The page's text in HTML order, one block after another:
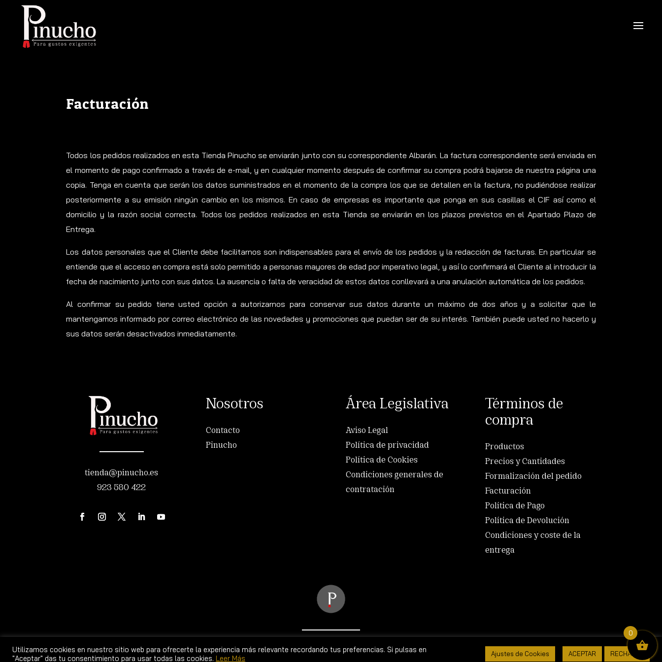
Facturación
Todos los pedidos realizados en esta Tienda Pinucho se enviarán junto con su correspondiente Albarán. La factura correspondiente será enviada en
el momento de pago confirmado a través de e-mail, y en cualquier momento después de confirmar su compra podrá bajarse de nuestra página una
copia. Tenga en cuenta que serán los datos suministrados en el momento de la compra los que se detallen en la factura, no pudiéndose realizar
posteriormente a su emisión ningún cambio en los mismos. En caso de empresas es importante que ponga en sus casillas el CIF así como el
domicilio y la razón social correcta. Todos los pedidos realizados en esta Tienda se enviarán en los plazos previstos en el Apartado Plazo de
Entrega.
Los datos personales que el Cliente debe facilitarnos son indispensables para el envío de los pedidos y la redacción de facturas. En particular se
entiende que el acceso en compra está solo permitido a personas mayores de edad por imperativo legal, y así lo confirmará el Cliente al introducir la
fecha de nacimiento junto con sus datos. La ausencia o falta de veracidad de estos datos conllevará a una anulación automática de los pedidos.
Al confirmar su pedido tiene usted opción a autorizarnos para conservar sus datos durante un máximo de dos años y a solicitar que le
mantengamos informado por correo electrónico de las novedades y promociones que puedan ser de su interés. También puede usted no hacerlo y
sus datos serán desactivados inmediatamente.
tienda@pinucho.es
923 580 422
Nosotros
Contacto
Pinucho
Área Legislativa
Aviso Legal
Política de privacidad
Política de Cookies
Condiciones generales de
contratación
Términos de
compra
Productos
Precios y Cantidades
Formalización del pedido
Facturación
Política de Pago
Política de Devolución
Condiciones y coste de la
entrega
© 2026 Sucesores de Primitivo Martín S.A. Camilo José Cela 5-7, 37778 Guijuelo (Salamanca)
Utilizamos cookies en nuestro sitio web para ofrecerte la experiencia más relevante recordando tus preferencias. Si pulsas en
"Aceptar" das tu consentimiento para usar todas las cookies. Leer Más Ajustes de Cookies ACEPTAR RECHAZAR
0